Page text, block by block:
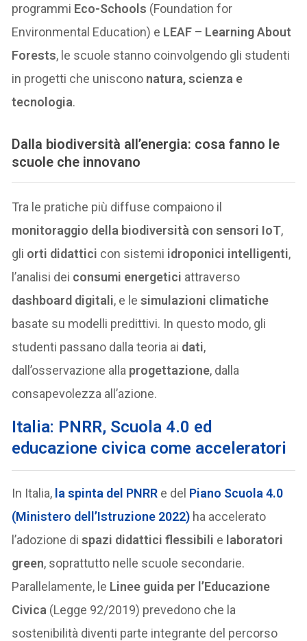
programmi Eco-Schools (Foundation for
Environmental Education) e LEAF – Learning About
Forests, le scuole stanno coinvolgendo gli studenti
in progetti che uniscono natura, scienza e
tecnologia.
Dalla biodiversità all’energia: cosa fanno le
scuole che innovano
Tra le pratiche più diffuse compaiono il
monitoraggio della biodiversità con sensori IoT,
gli orti didattici con sistemi idroponici intelligenti,
l’analisi dei consumi energetici attraverso
dashboard digitali, e lesimulazioni climatiche
basate su modelli predittivi. In questo modo, gli
studenti passano dalla teoria ai dati,
dall’osservazione alla progettazione, dalla
consapevolezza all’azione.
Italia: PNRR, Scuola 4.0 ed
educazione civica come acceleratori
In Italia, la spinta del PNRR e del Piano Scuola 4.0
(Ministero dell’Istruzione 2022) ha accelerato
l’adozione dispazi didattici flessibili e laboratori
green, soprattutto nelle scuole secondarie.
Parallelamente, le Linee guida per l’Educazione
Civica (Legge 92/2019) prevedono che la
sostenibilità diventi parte integrante del percorso